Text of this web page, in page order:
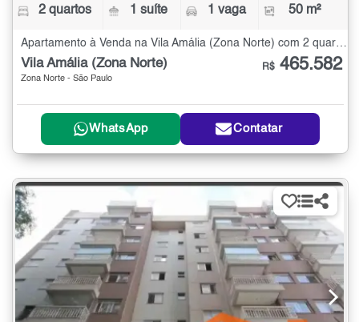
2 quartos 1 suíte 1 vaga 50 m²
Apartamento à Venda na Vila Amália (Zona Norte) com 2 quartos - 50 m²
Vila Amália (Zona Norte)
Zona Norte - São Paulo
R$ 465.582
WhatsApp Contatar